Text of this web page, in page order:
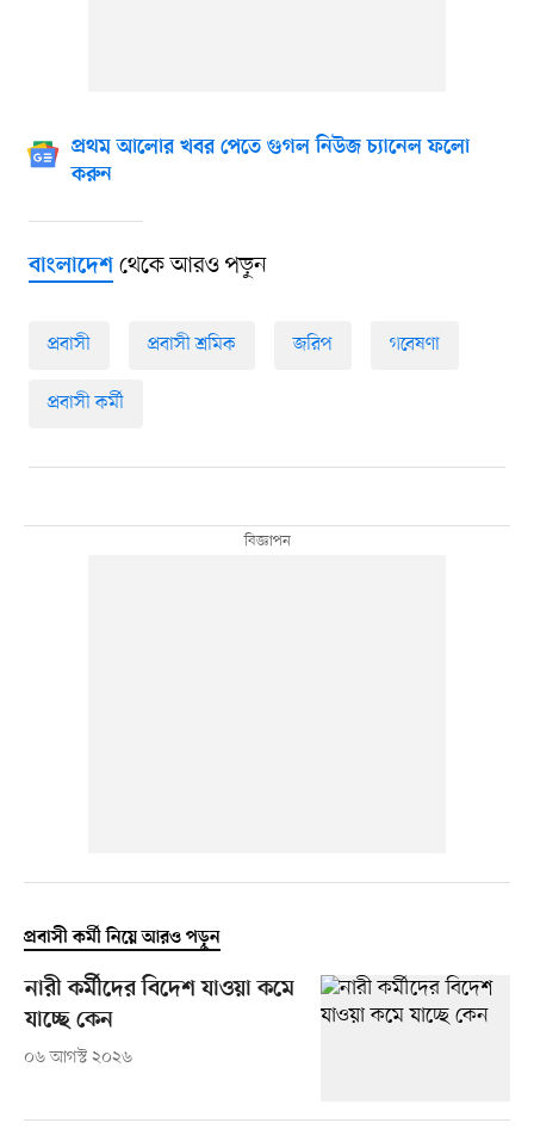
প্রথম আলোর খবর পেতে গুগল নিউজ চ্যানেল ফলো
করুন
বাংলাদেশথেকে আরও পড়ুন
প্রবাসী প্রবাসী শ্রমিক জরিপ গবেষণা
প্রবাসী কর্মী
প্রবাসী কর্মী নিয়ে আরও পড়ুন
নারী কর্মীদের বিদেশ যাওয়া কমে
যাচ্ছে কেন
০৬ আগস্ট ২০২৬